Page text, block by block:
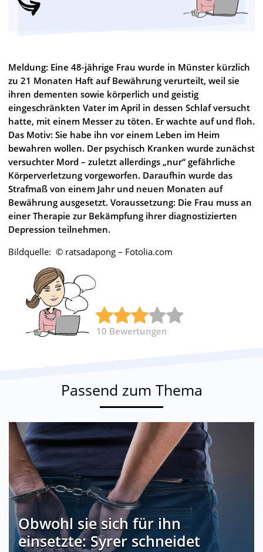
Meldung: Eine 48-jährige Frau wurde in Münster kürzlich
zu 21 Monaten Haft auf Bewährung verurteilt, weil sie
ihren dementen sowie körperlich und geistig
eingeschränkten Vater im April in dessen Schlaf versucht
hatte, mit einem Messer zu töten. Er wachte auf und floh.
Das Motiv: Sie habe ihn vor einem Leben im Heim
bewahren wollen. Der psychisch Kranken wurde zunächst
versuchter Mord – zuletzt allerdings „nur“ gefährliche
Körperverletzung vorgeworfen. Daraufhin wurde das
Strafmaß von einem Jahr und neuen Monaten auf
Bewährung ausgesetzt. Voraussetzung: Die Frau muss an
einer Therapie zur Bekämpfung ihrer diagnostizierten
Depression teilnehmen.
Bildquelle: © ratsadapong – Fotolia.com
10 Bewertungen
Passend zum Thema
Obwohl sie sich für ihn
einsetzte: Syrer schneidet